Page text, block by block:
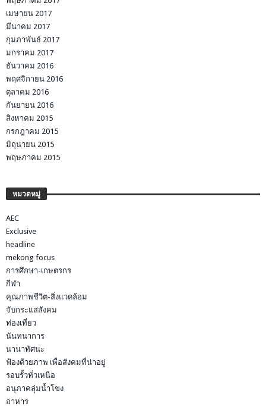
เมษายน 2017
มีนาคม 2017
กุมภาพันธ์ 2017
มกราคม 2017
ธันวาคม 2016
พฤศจิกายน 2016
ตุลาคม 2016
กันยายน 2016
สิงหาคม 2015
กรกฎาคม 2015
มิถุนายน 2015
พฤษภาคม 2015
หมวดหมู่
AEC
Exclusive
headline
mekong focus
การศึกษา-เกษตรกร
กีฬา
คุณภาพชีวิต-สิ่งแวดล้อม
จับกระแสสังคม
ท่องเที่ยว
นันทนาการ
นานาทัศนะ
ฟ้องด้วยภาพ เพื่อสังคมที่น่าอยู่
รอบรั้วทั่วเหนือ
อนุภาคลุ่มน้ำโขง
อาหาร